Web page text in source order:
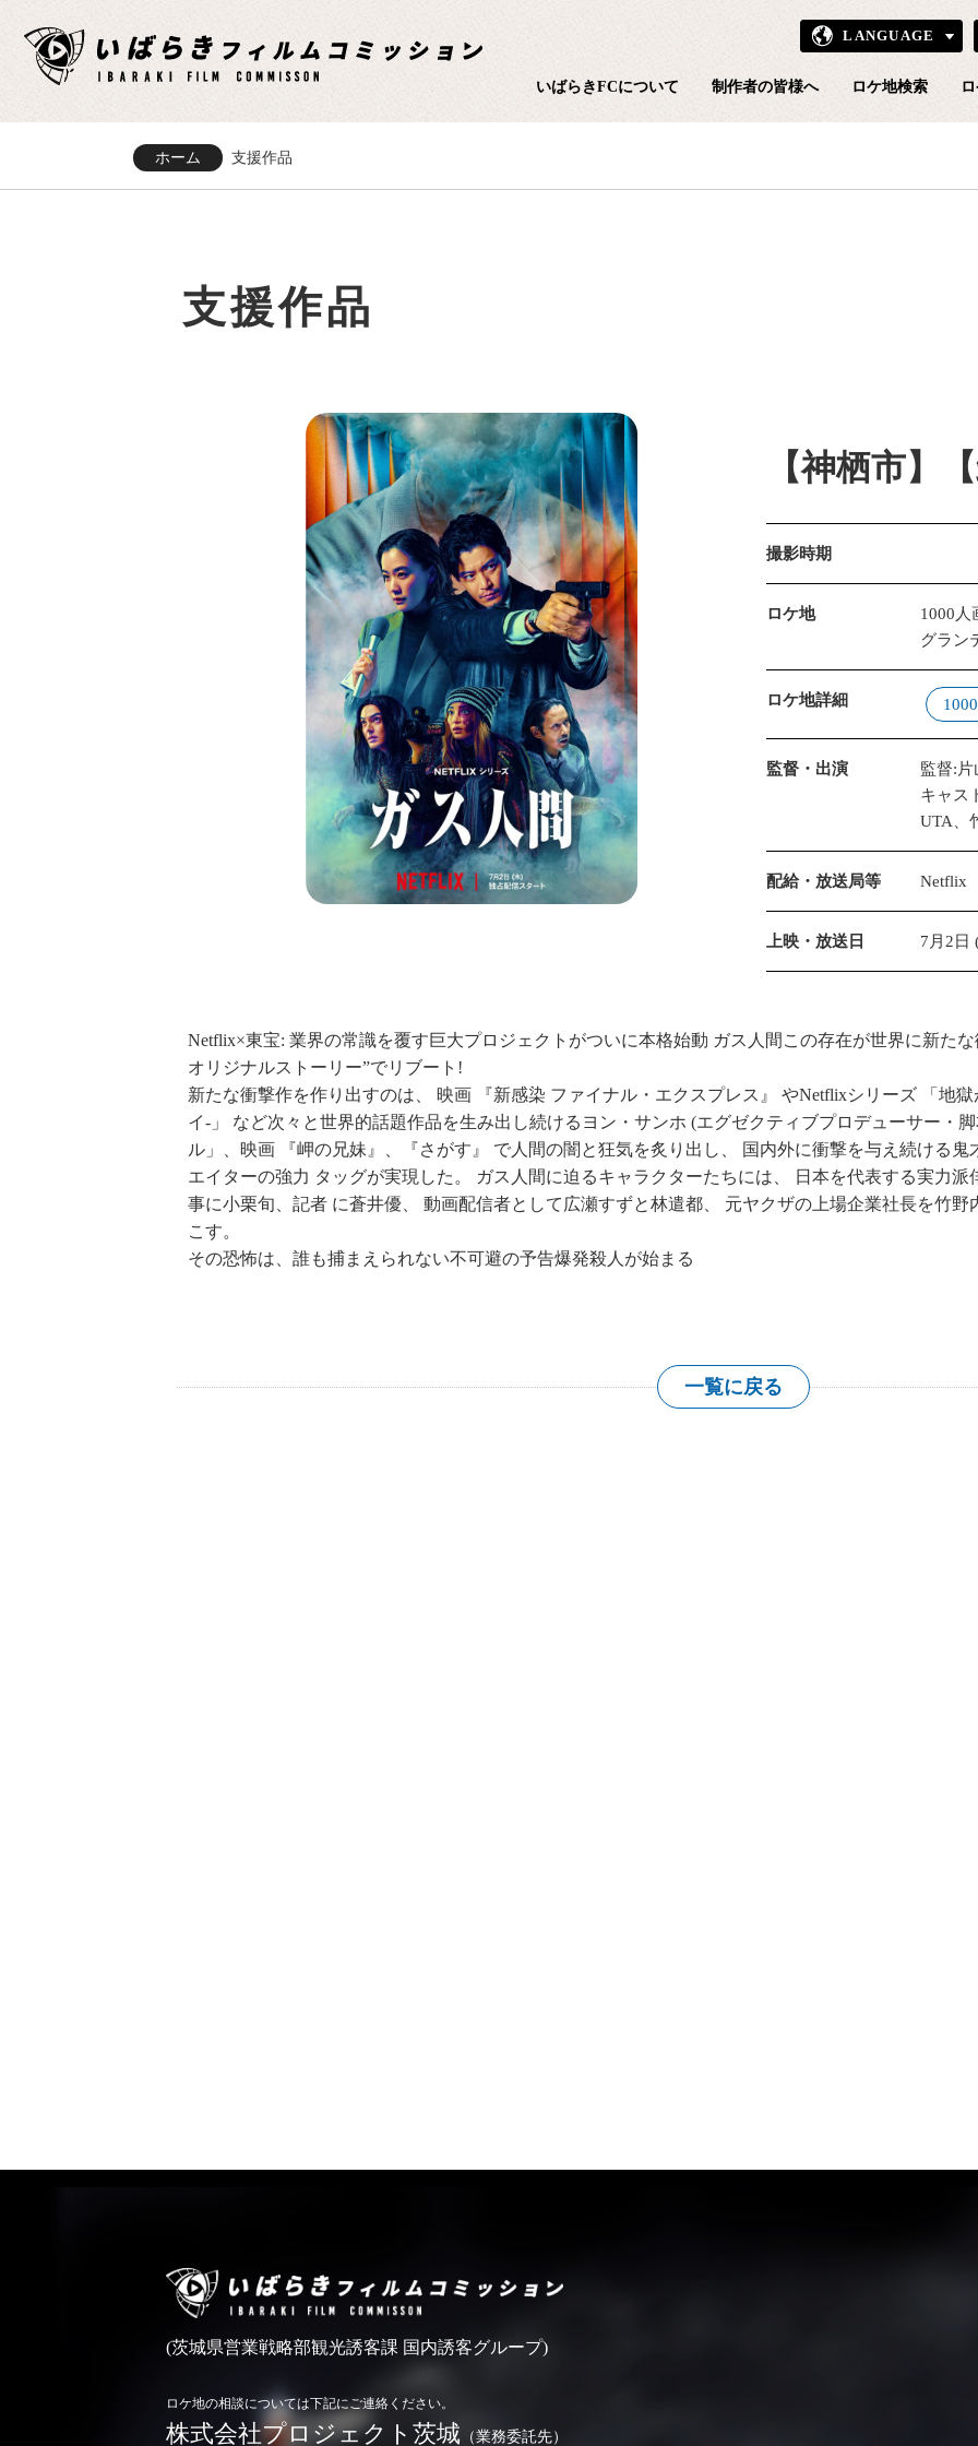
いば
LANGUAGE
いばらきFCについて 制作者の皆様へ ロケ地検索
ホーム 支援作品
支援作品
【神栖市】
撮影時期
ロケ地
1000人
グラン
ロケ地詳細
監督・出演
監督:
キャス
UTA、
配給・放送局等 Netflix
上映・放送日 7月2日
Netflix×東宝: 業界の常識を覆す巨大プロジェクトがついに本格始動 ガス人間この存在が世界に新た
オリジナルストーリー”でリブート!
新たな衝撃作を作り出すのは、 映画 『新感染 ファイナル・エクスプレス』 やNetflixシリーズ 「地
イ-」 など次々と世界的話題作品を生み出し続けるヨン・サンホ (エグゼクティブプロデューサー・
ル」、映画 『岬の兄妹』、『さがす』 で人間の闇と狂気を炙り出し、 国内外に衝撃を与え続ける
エイターの強力 タッグが実現した。 ガス人間に迫るキャラクターたちには、 日本を代表する実力
事に小栗旬、記者 に蒼井優、 動画配信者として広瀬すずと林遣都、 元ヤクザの上場企業社長を竹
こす。
その恐怖は、誰も捕まえられない不可避の予告爆発殺人が始まる
一覧に戻る
(茨城県営業戦略部観光誘客課 国内誘客グループ)
ロケ地の相談については下記にご連絡ください。
株式会社プロジェクト茨城 （業務委託先）